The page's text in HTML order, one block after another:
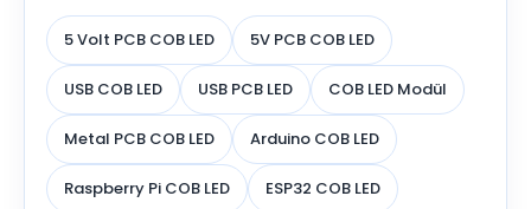
5 Volt PCB COB LED 5V PCB COB LED
USB COB LED USB PCB LED COB LED Modül
Metal PCB COB LED Arduino COB LED
Raspberry Pi COB LED ESP32 COB LED